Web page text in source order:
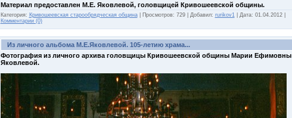
Материал предоставлен М.Е. Яковлевой, головщицей Кривошеевской общины.
Категория: Кривошеевская старообрядческая община Просмотров: 729 Добавил: rurikov1 Дата: 01.04.2012
Комментарии (0)
Из личного альбома М.Е.Яковлевой. 105-летию храма...
Фотография из личного архива головщицы Кривошеевской общины Марии Ефимовны
Яковлевой.